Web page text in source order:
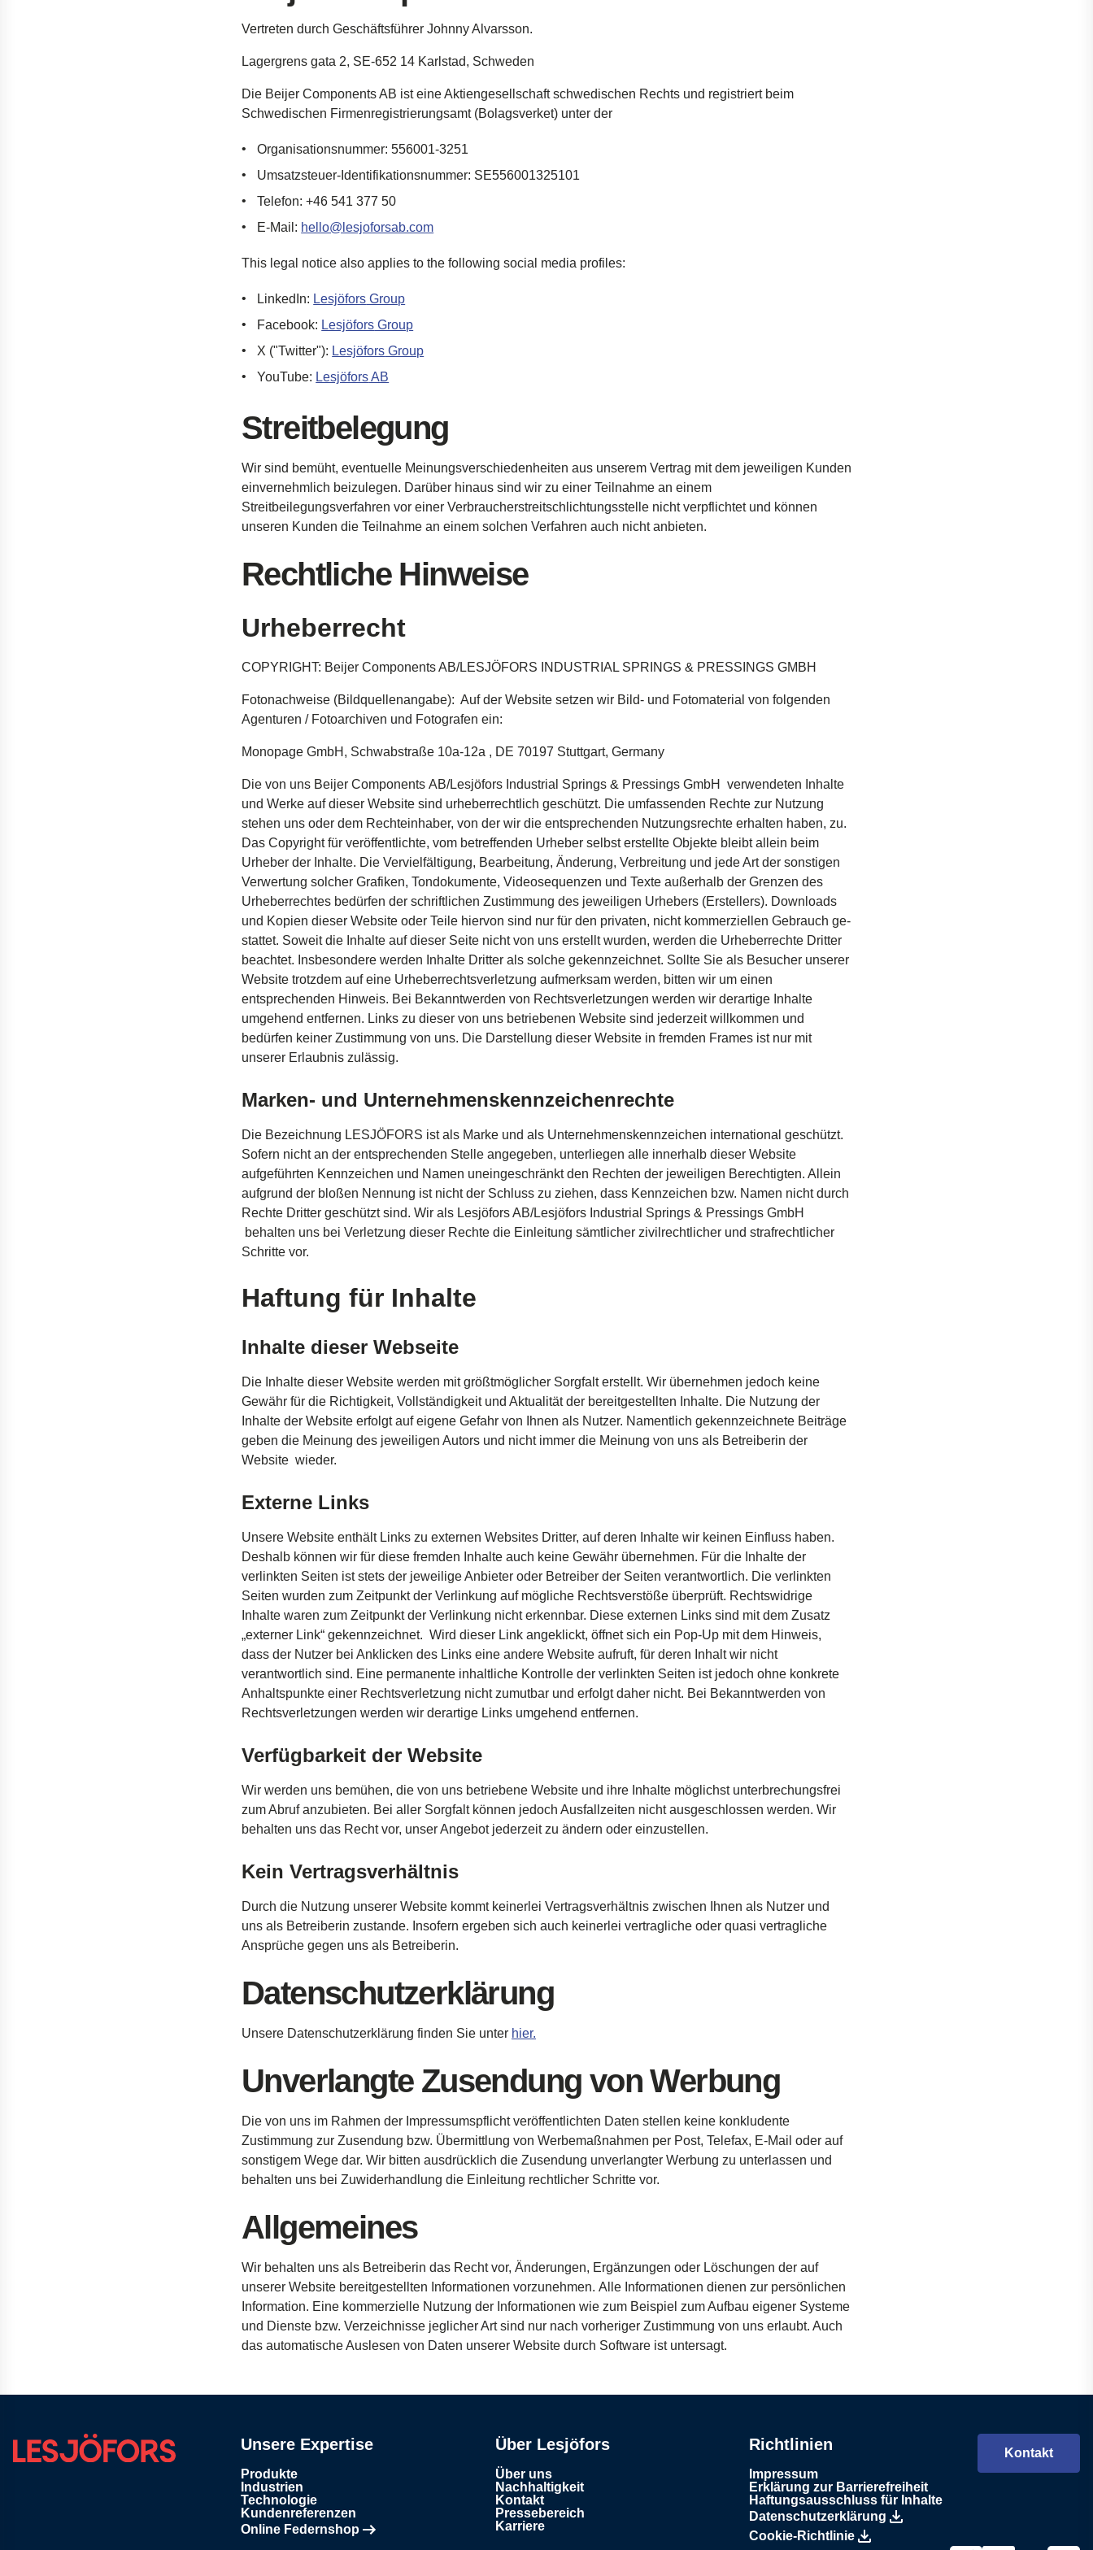
Tumbl Trak Schwingboden
Easyrig Kamera-Stative
Feal Rampensystem
Polestar 2 Fahrwerksfedern
Öhlins Motorrad-Federn
Vertreten durch Geschäftsführer Johnny Alvarsson.
Lagergrens gata 2, SE-652 14 Karlstad, Schweden
Die Beijer ComponentsAB ist eineAktiengesellschaft schwedischen Rechts und registriert beim
Schwedischen Firmenregistrierungsamt(Bolagsverket) unter der
Organisationsnummer: 556001-3251
Umsatzsteuer-Identifikationsnummer: SE556001325101
Telefon: +46 541 377 50
E-Mail: hello@lesjoforsab.com
This legal notice also applies to the following social media profiles:
LinkedIn: Lesjöfors Group
Facebook: Lesjöfors Group
X ("Twitter"): Lesjöfors Group
YouTube: LesjöforsAB
Streitbelegung
Wir sind bemüht, eventuelle Meinungsverschiedenheiten aus unserem Vertrag mitdem jeweiligen Kunden
einvernehmlich beizulegen. Darüber hinaus sind wir zu einer Teilnahme an einem
Streitbeilegungsverfahren vor einer Verbraucherstreitschlichtungsstelle nicht verpflichtetund können
unseren Kunden die Teilnahme an einem solchen Verfahren auch nicht anbieten.
Rechtliche Hinweise
Urheberrecht
COPYRIGHT: Beijer Components AB/LESJÖFORS INDUSTRIAL SPRINGS & PRESSINGS GMBH
Fotonachweise (Bildquellenangabe): Auf der Website setzen wir Bild- und Fotomaterial von folgenden
Agenturen / Fotoarchiven und Fotografen ein:
Monopage GmbH, Schwabstraße 10a-12a , DE 70197 Stuttgart, Germany
Die von uns Beijer Components AB/Lesjöfors Industrial Springs & Pressings GmbH verwendeten Inhalte
und Werke aufdieser Website sind urheberrechtlich geschützt. Die umfassenden Rechte zur Nutzung
stehen uns oder dem Rechteinhaber, von der wir die entsprechenden Nutzungsrechte erhalten haben, zu.
Das Copyright für veröffentlichte, vom betreffenden Urheber selbst erstellte Objekte bleibt allein beim
Urheber der Inhalte. Die Vervielfältigung, Bearbeitung, Änderung, Verbreitung und jedeArt der sonstigen
Verwertung solcher Grafiken, Tondokumente, Videosequenzen und Texte außerhalb der Grenzen des
Urheberrechtes bedürfen der schriftlichen Zu­stimmung des jeweiligen Urhebers (Erstellers). Downloads
und Kopien dieser Web­site oder Teile hiervon sind nur für den privaten, nicht kommerziellen Gebrauch ge­
stattet. Soweitdie Inhalte aufdieser Seite nichtvon uns erstellt wurden, werden die Urheberrechte Dritter
beachtet. Insbesondere werden Inhalte Dritter als solche gekennzeichnet. Sollte Sie als Besucher unserer
Website trotzdem aufeine Urheberrechts­ver­letzung aufmerksam werden, bitten wir um einen
entsprechenden Hinweis. Bei Bekannt­wer­den von Rechtsverletzungen werden wir derartige Inhalte
umgehend entfernen. Links zu dieser von uns betriebenen Website sind jederzeit willkommen und
bedürfen keiner Zustimmung von uns. Die Darstellung dieser Website in fremden Frames ist nur mit
unserer Erlaubnis zulässig.
Marken- und Unternehmenskennzeichenrechte
Die Bezeichnung LESJÖFORS ist als Marke und als Unternehmenskennzeichen international geschützt.
Sofern nichtan der entsprechenden Stelle angegeben, unterliegen alle innerhalb dieser Website
aufgeführten Kennzeichen und Namen uneingeschränktden Rechten der jeweiligen Berechtigten. Allein
aufgrund der bloßen Nennung ist nichtder Schluss zu ziehen, dass Kennzeichen bzw. Namen nicht durch
Rechte Dritter geschützt sind. Wir als LesjöforsAB/Lesjöfors Industrial Springs & Pressings GmbH
behalten uns bei Verletzung dieser Rechte die Einleitung sämtlicher zivilrechtlicher und strafrechtlicher
Schritte vor.
Haftung für Inhalte
Inhalte dieser Webseite
Die Inhalte dieser Website werden mit größtmöglicher Sorgfalt erstellt. Wir übernehmen jedoch keine
Gewähr für die Richtigkeit, Vollständigkeitund Aktualitätder bereitgestellten Inhalte. Die Nutzung der
Inhalte der Website erfolgtaufeigene Gefahr von Ihnen als Nutzer. Namentlich gekennzeichnete Beiträge
geben die Meinung des jeweiligen Autors und nicht immer die Meinung von uns als Betreiberin der
Website wieder.
Externe Links
Unsere Website enthältLinks zu externen Websites Dritter, aufderen Inhalte wir keinen Einfluss haben.
Deshalb können wir für diese fremden Inhalte auch keine Gewähr übernehmen. Für die Inhalte der
verlinkten Seiten iststets der jeweiligeAnbieter oder Betreiber der Seiten verantwortlich. Die verlinkten
Seiten wurden zum Zeitpunktder Verlinkung auf mögliche Rechtsverstöße überprüft. Rechtswidrige
Inhalte waren zum Zeitpunktder Verlinkung nicht erkennbar. Diese externen Links sind mitdem Zusatz
„externer Link“ gekennzeichnet. Wird dieser Link angeklickt, öffnet sich ein Pop-Up mitdem Hinweis,
dass der Nutzer bei Anklicken des Links eine andere Website aufruft, für deren Inhalt wir nicht
verantwortlich sind. Eine permanente inhaltliche Kontrolle der verlinkten Seiten ist jedoch ohne konkrete
Anhaltspunkte einer Rechtsverletzung nicht zumutbar und erfolgt daher nicht. Bei Bekanntwerden von
Rechtsverletzungen werden wir derartige Links umgehend entfernen.
Verfügbarkeit der Website
Wir werden uns bemühen, die von uns betriebene Website und ihre Inhalte möglichst unterbrechungsfrei
zumAbruf anzubieten. Bei aller Sorgfalt können jedoch Ausfallzeiten nicht ausgeschlossen werden. Wir
behalten uns das Rechtvor, unserAngebot jederzeit zu ändern oder einzustellen.
Kein Vertragsverhältnis
Durch die Nutzung unserer Website kommt keinerlei Vertragsverhältnis zwischen Ihnen als Nutzer und
uns als Betreiberin zustande. Insofern ergeben sich auch keinerlei vertragliche oder quasi vertragliche
Ansprüche gegen uns als Betreiberin.
Datenschutzerklärung
Unsere Datenschutzerklärung finden Sie unter hier.
Unverlangte Zusendung von Werbung
Die von uns im Rahmen der Impressumspflicht veröffentlichten Daten stellen keine konkludente
Zustimmung zur Zusendung bzw. Übermittlung von Werbemaßnahmen per Post, Telefax, E-Mail oder auf
sonstigem Wege dar. Wir bitten ausdrücklich die Zusendung unverlangter Werbung zu unterlassen und
behalten uns bei Zuwider­handlung die Einleitung rechtlicher Schritte vor.
Allgemeines
Wir behalten uns als Betreiberin das Rechtvor, Änderungen, Ergänzungen oder Lö­schungen der auf
unserer Website bereitgestellten Informationen vorzunehmen. Alle Informationen dienen zur persönlichen
Information. Eine kommerzielle Nutzung der Informationen wie zum Beispiel zumAufbau eigener Systeme
und Dienste bzw. Verzeich­nisse jeglicherArtsind nur nach vorheriger Zustimmung von uns erlaubt. Auch
das automatischeAuslesen von Daten unserer Website durch Software ist untersagt.
Unsere Expertise
Produkte
Industrien
Technologie
Kundenreferenzen
Online Federnshop
Öffnet in einem neuen Tab
Über Lesjöfors
Über uns
Nachhaltigkeit
Kontakt
Pressebereich
Karriere
Richtlinien
Impressum
Erklärung zur Barrierefreiheit
Haftungsausschluss für Inhalte
Datenschutzerklärung
Cookie-Richtlinie
Kontakt